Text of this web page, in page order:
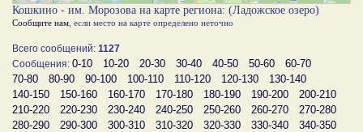
Кошкино - им. Морозова на карте региона: (Ладожское озеро)
Сообщите нам , если место на карте определено неточно
Всего сообщений: 1127
Сообщения: 0-10 10-20 20-30 30-40 40-50 50-60
60-70
70-80
80-90 90-100 100-110 110-120 120-130
130-140
140-150
150-160 160-170 170-180 180-190 190-200
200-210
210-220
220-230 230-240 240-250 250-260 260-270
270-280
280-290
290-300 300-310 310-320 320-330 330-340
340-350